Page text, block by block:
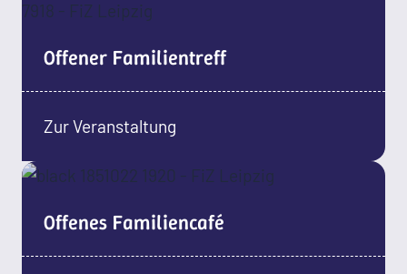
Offener Familientreff
Zur Veranstaltung
Offenes Familiencafé